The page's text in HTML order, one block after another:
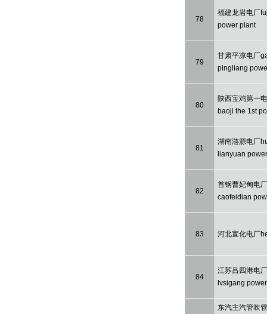
78
福建龙岩电厂
power plant
79
甘肃平凉电厂
pingliang
80
陕西宝鸡第一
baoji the 1st
81
湖南涟源电厂
lianyuan
82
首钢曹妃甸电
caofeidian
83 河北宣化电厂
84
江苏吕四港电
lvsigang
东汽主汽管吹